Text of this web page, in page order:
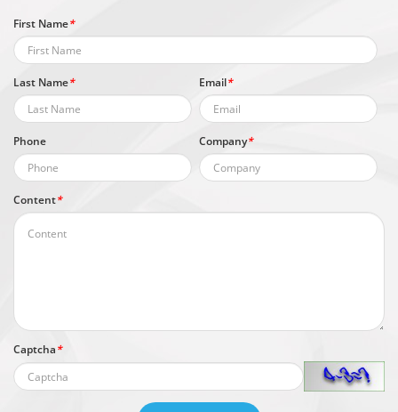
First Name*
Last Name* Email*
Phone Company*
Content*
Captcha*